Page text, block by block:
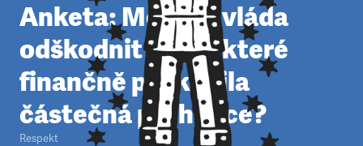
Anketa: Měla by vláda
odškodnit firmy, které
finančně poškodila
částečná prohibice?
Respekt